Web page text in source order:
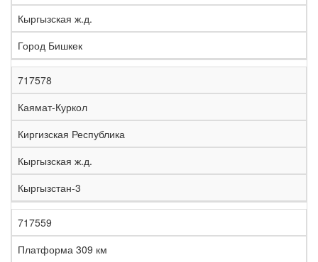
Кыргызская ж.д.
Город Бишкек
717578
Каямат-Куркол
Киргизская Республика
Кыргызская ж.д.
Кыргызстан-3
717559
Платформа 309 км